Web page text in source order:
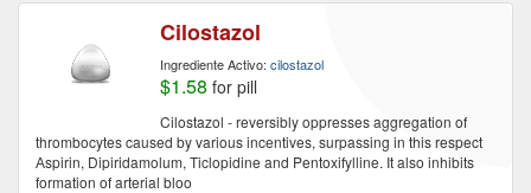
Cilostazol
Ingrediente Activo: cilostazol
$1.58 for pill
Cilostazol - reversibly oppresses aggregation of
thrombocytes caused by various incentives, surpassing in this respect
Аspirin, Dipiridamolum, Тiclopidine and Pentoxifylline. It also inhibits
formation of arterial bloo